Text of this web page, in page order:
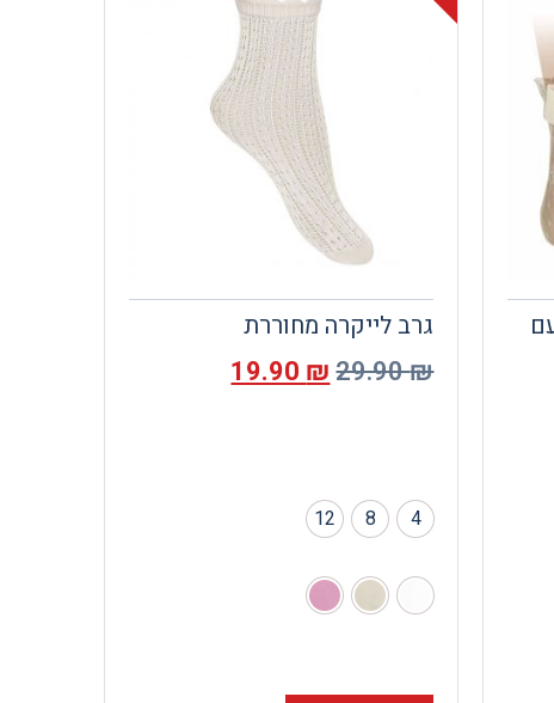
גרב לייקרה מחוררת
29.90₪
19.90₪
4
8
12